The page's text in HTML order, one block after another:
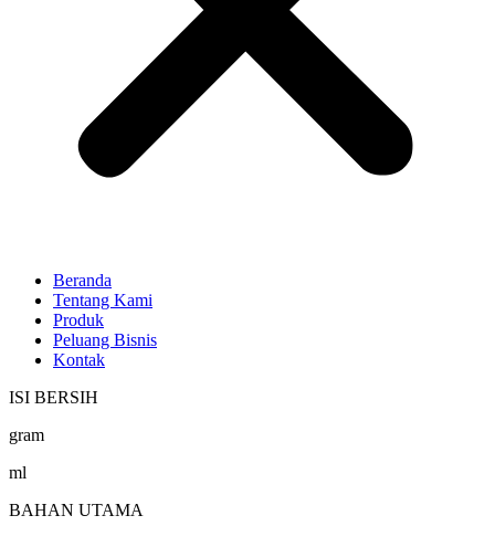
Beranda
Tentang Kami
Produk
Peluang Bisnis
Kontak
ISI BERSIH
gram
ml
BAHAN UTAMA